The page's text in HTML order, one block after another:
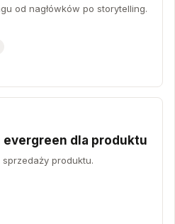
od nagłówków po storytelling.
dla produktu
produktu.